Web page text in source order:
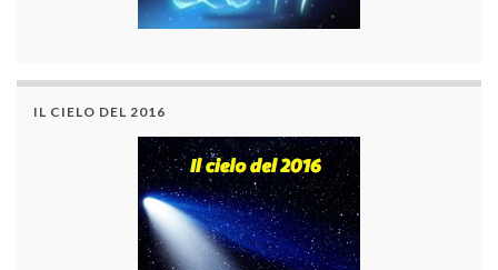
IL CIELO DEL 2016